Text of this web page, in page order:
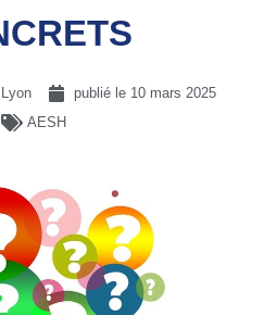
publié le 10 mars 2025
AESH